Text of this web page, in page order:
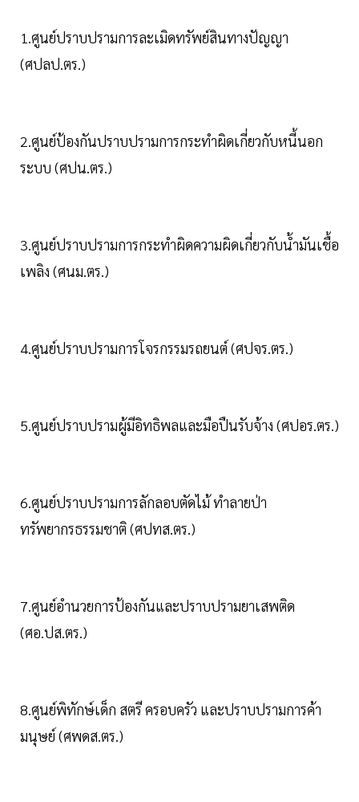
1.ศูนย์ปราบปรามการละเมิดทรัพย์สินทางปัญญา
(ศปลป.ตร.)
2.ศูนย์ป้องกันปราบปรามการกระทำผิดเกี่ยวกับหนี้นอก
ระบบ (ศปน.ตร.)
3.ศูนย์ปราบปรามการกระทำผิดความผิดเกี่ยวกับน้ำมันเชื้อ
เพลิง (ศนม.ตร.)
4.ศูนย์ปราบปรามการโจรกรรมรถยนต์ (ศปจร.ตร.)
5.ศูนย์ปราบปรามผู้มีอิทธิพลและมือปืนรับจ้าง (ศปอร.ตร.)
6.ศูนย์ปราบปรามการลักลอบตัดไม้ ทำลายป่า
ทรัพยากรธรรมชาติ (ศปทส.ตร.)
7.ศูนย์อำนวยการป้องกันและปราบปรามยาเสพติด
(ศอ.ปส.ตร.)
8.ศูนย์พิทักษ์เด็ก สตรี ครอบครัว และปราบปรามการค้า
มนุษย์ (ศพดส.ตร.)